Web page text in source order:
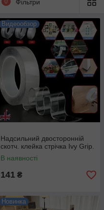
Фільтри
Видеообзор
Надсильний двосторонній
скотч. клейка стрічка Ivy Grip.
В наявності
141 ₴
Новинка